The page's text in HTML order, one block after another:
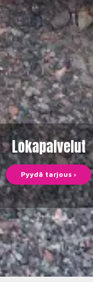
Lokapalvelut
Pyydä tarjous ›